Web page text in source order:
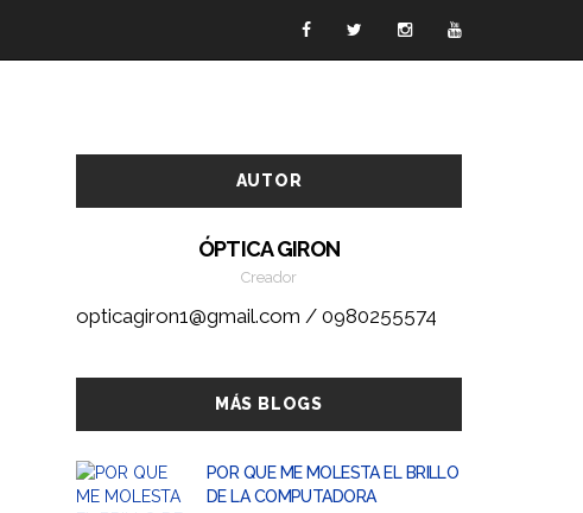
AUTOR
ÓPTICA GIRON
Creador
opticagiron1@gmail.com / 0980255574
MÁS BLOGS
POR QUE ME MOLESTA EL BRILLO
DE LA COMPUTADORA